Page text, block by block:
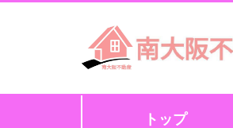
トップ